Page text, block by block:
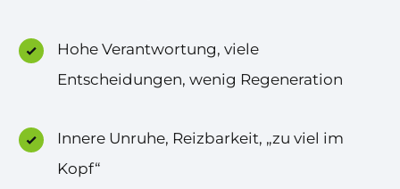
Hohe Verantwortung, viele
Entscheidungen, wenig Regeneration
Innere Unruhe, Reizbarkeit, „zu viel im
Kopf“